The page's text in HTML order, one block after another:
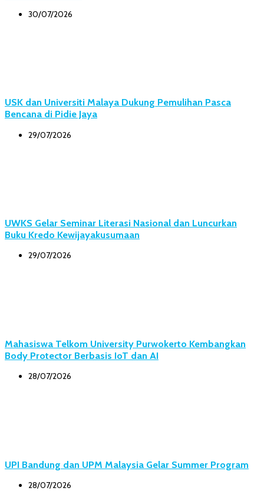
30/07/2026
USK dan Universiti Malaya Dukung Pemulihan Pasca
Bencana di Pidie Jaya
29/07/2026
UWKS Gelar Seminar Literasi Nasional dan Luncurkan
Buku Kredo Kewijayakusumaan
29/07/2026
Mahasiswa Telkom University Purwokerto Kembangkan
Body Protector Berbasis IoT dan AI
28/07/2026
UPI Bandung dan UPM Malaysia Gelar Summer Program
28/07/2026